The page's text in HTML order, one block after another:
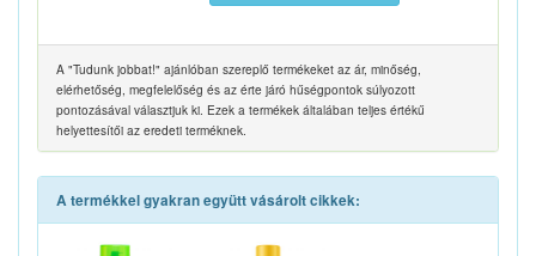
A "Tudunk jobbat!" ajánlóban szereplő termékeket az ár, minőség,
elérhetőség, megfelelőség és az érte járó hűségpontok súlyozott
pontozásával választjuk ki. Ezek a termékek általában teljes értékű
helyettesítői az eredeti terméknek.
A termékkel gyakran együtt vásárolt cikkek: